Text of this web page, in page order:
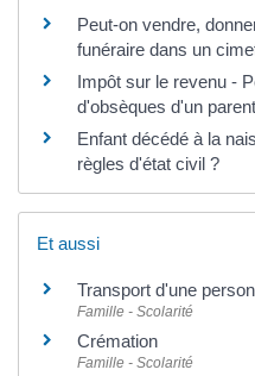
Peut-on vendre,
funéraire dans un
Impôt sur le revenu -
d'obsèques d'un
Enfant décédé à la
règles d'état civil ?
Et aussi
Transport d'une
Famille - Scolarité
Crémation
Famille - Scolarité